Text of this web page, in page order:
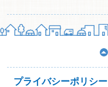
プライバシーポリシー